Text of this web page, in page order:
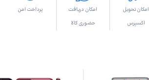
امکان تحویل
اکسپرس
امکان دریافت
حضوری کالا
پرداخت امن